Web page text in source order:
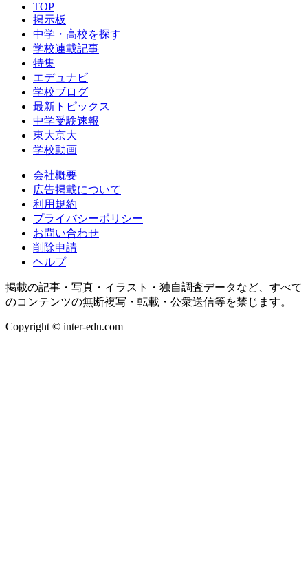
TOP
掲示板
中学・高校を探す
学校連載記事
特集
エデュナビ
学校ブログ
最新トピックス
中学受験速報
東大京大
学校動画
会社概要
広告掲載について
利用規約
プライバシーポリシー
お問い合わせ
削除申請
ヘルプ
掲載の記事・写真・イラスト・独自調査データなど、すべて
のコンテンツの無断複写・転載・公衆送信等を禁じます。
Copyright © inter-edu.com